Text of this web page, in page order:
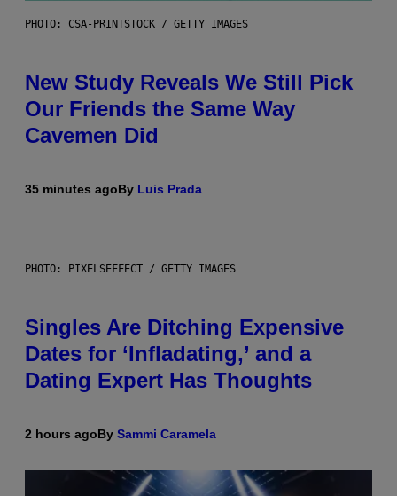
PHOTO: CSA-PRINTSTOCK / GETTY IMAGES
New Study Reveals We Still Pick
Our Friends the Same Way
Cavemen Did
35 minutes agoBy Luis Prada
PHOTO: PIXELSEFFECT / GETTY IMAGES
Singles Are Ditching Expensive
Dates for ‘Infladating,’ and a
Dating Expert Has Thoughts
2 hours agoBy Sammi Caramela